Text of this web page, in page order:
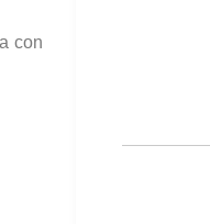
con